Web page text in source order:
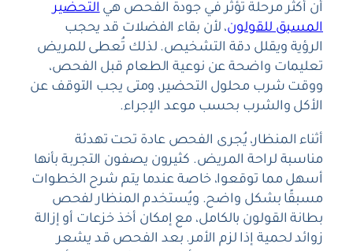
أن أكثر مرحلة تؤثر في جودة الفحص هيالتحضير
المسبق للقولون، لأن بقاء الفضلات قد يحجب
الرؤية ويقلل دقة التشخيص. لذلك تُعطى للمريض
تعليمات واضحة عن نوعية الطعام قبل الفحص،
ووقت شرب محلول التحضير، ومتى يجب التوقف عن
الأكل والشرب بحسب موعد الإجراء.
أثناء المنظار، يُجرى الفحص عادة تحت تهدئة
مناسبة لراحة المريض. كثيرون يصفون التجربة بأنها
أسهل مما توقعوا، خاصة عندما يتم شرح الخطوات
مسبقًا بشكل واضح. ويُستخدم المنظار لفحص
بطانة القولون بالكامل، مع إمكان أخذ خزعات أو إزالة
زوائد لحمية إذا لزم الأمر. بعد الفحص قد يشعر